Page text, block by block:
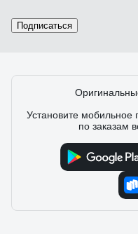
Подписаться
Установите
по заказам